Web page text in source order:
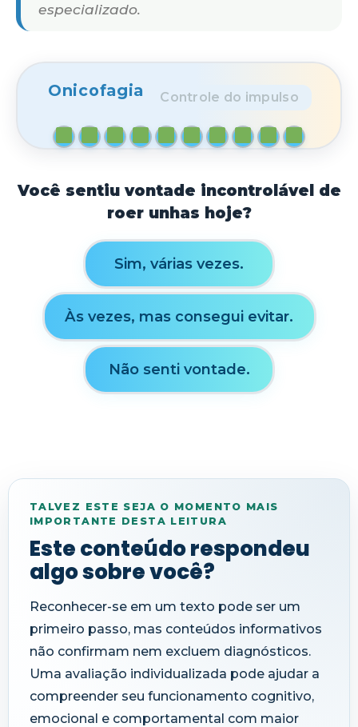
especializado.
Onicofagia Controle do impulso
Você sentiu vontade incontrolável de
roer unhas hoje?
Sim, várias vezes.
Às vezes, mas consegui evitar.
Não senti vontade.
TALVEZ ESTE SEJA O MOMENTO MAIS
IMPORTANTE DESTA LEITURA
Este conteúdo respondeu
algo sobre você?
Reconhecer-se em um texto pode ser um
primeiro passo, mas conteúdos informativos
não confirmam nem excluem diagnósticos.
Uma avaliação individualizada pode ajudar a
compreender seu funcionamento cognitivo,
emocional e comportamental com maior